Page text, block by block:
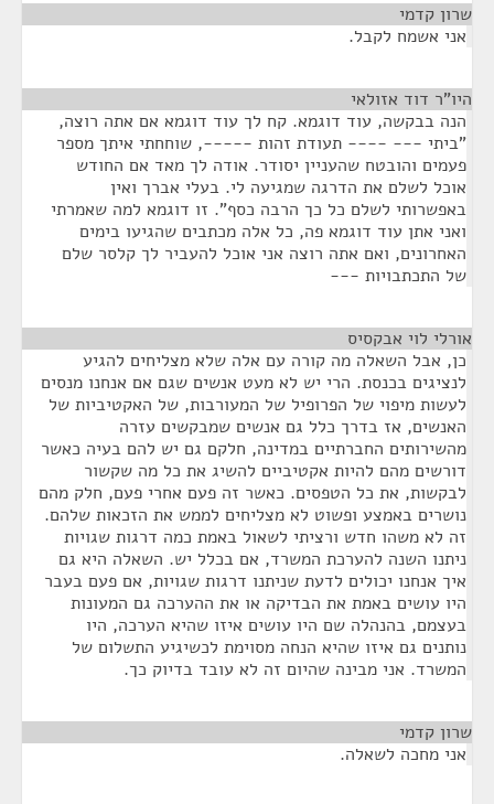
שרון קדמי
אני אשמח לקבל.
היו"ר דוד אזולאי
הנה בבקשה, עוד דוגמא. קח לך עוד דוגמא אם אתה רוצה,
"ביתי --- ---- תעודת זהות -----, שוחחתי איתך מספר
פעמים והובטח שהעניין יסודר. אודה לך מאד אם החודש
אוכל לשלם את הדרגה שמגיעה לי. בעלי אברך ואין
באפשרותי לשלם כל כך הרבה כסף". זו דוגמא למה שאמרתי
ואני אתן עוד דוגמא פה, כל אלה מכתבים שהגיעו בימים
האחרונים, ואם אתה רוצה אני אוכל להעביר לך קלסר שלם
של התכתבויות ---
אורלי לוי אבקסיס
כן, אבל השאלה מה קורה עם אלה שלא מצליחים להגיע
לנציגים בכנסת. הרי יש לא מעט אנשים שגם אם אנחנו מנסים
לעשות מיפוי של הפרופיל של המעורבות, של האקטיביות של
האנשים, אז בדרך כלל גם אנשים שמבקשים עזרה
מהשירותים החברתיים במדינה, חלקם גם יש להם בעיה כאשר
דורשים מהם להיות אקטיביים להשיג את כל מה שקשור
לבקשות, את כל הטפסים. כאשר זה פעם אחרי פעם, חלק מהם
נושרים באמצע ופשוט לא מצליחים לממש את הזכאות שלהם.
זה לא משהו חדש ורציתי לשאול באמת כמה דרגות שגויות
ניתנו השנה להערכת המשרד, אם בכלל יש. השאלה היא גם
איך אנחנו יכולים לדעת שניתנו דרגות שגויות, אם פעם בעבר
היו עושים באמת את הבדיקה או את ההערכה גם המעונות
בעצמם, בהנהלה שם היו עושים איזו שהיא הערכה, היו
נותנים גם איזו שהיא הנחה מסוימת לכשיגיע התשלום של
המשרד. אני מבינה שהיום זה לא עובד בדיוק כך.
שרון קדמי
אני מחכה לשאלה.